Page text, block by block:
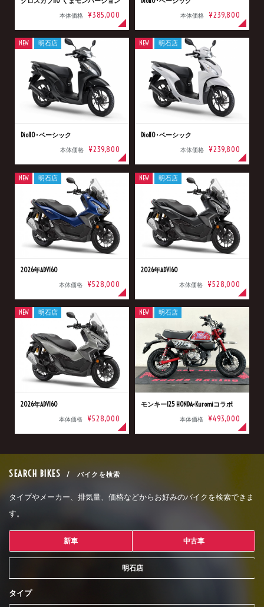
本体価格 ¥385,000 本体価格 ¥239,800
Dio110･ベーシック
本体価格 ¥239,800
NEW 明石店
Dio110･ベーシック
本体価格 ¥239,800
NEW 明石店
2026年ADV160
本体価格 ¥528,000
NEW 明石店
2026年ADV160
本体価格 ¥528,000
NEW 明石店
2026年ADV160
本体価格 ¥528,000
NEW 明石店
モンキー125 HONDA×Kuromiコラボ
本体価格 ¥493,000
NEW 明石店
SEARCH BIKES / バイクを検索
タイプやメーカー、排気量、価格などからお好みのバイクを検索できま
す。
新車 中古車
明石店
タイプ